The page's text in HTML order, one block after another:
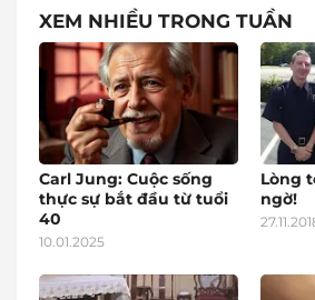
XEM NHIỀU TRONG TUẦN
Carl Jung: Cuộc sống
thực sự bắt đầu từ tuổi
40
10.01.2025
Lòng
ngờ!